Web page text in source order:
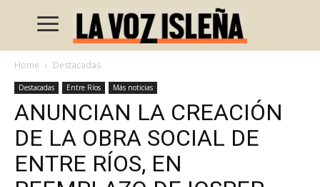
Home Destacadas
Destacadas Entre Ríos Más noticias
ANUNCIAN LA CREACIÓN
DE LA OBRA SOCIAL DE
ENTRE RÍOS, EN